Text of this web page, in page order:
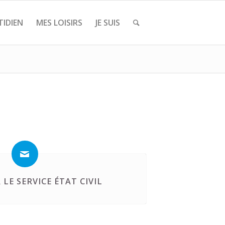
MES LOISIRS JE SUIS
SERVICE ÉTAT CIVIL